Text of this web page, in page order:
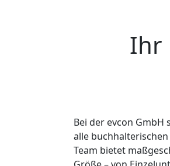
Ihr
Bei der evcon
alle
Team bietet